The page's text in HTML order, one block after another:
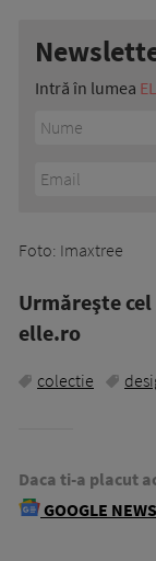
Intră în lumea
Foto: Imaxtree
Urmăreşte
elle.ro
colectie
Daca ti-a placut
GOOGLE NEWS